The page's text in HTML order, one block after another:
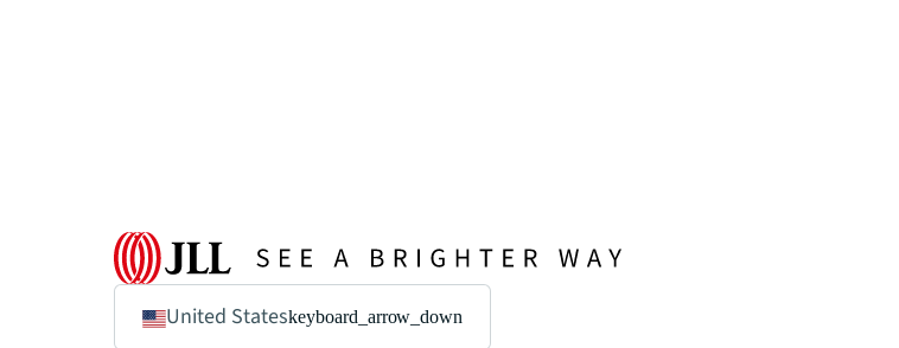
United Stateskeyboard_arrow_down